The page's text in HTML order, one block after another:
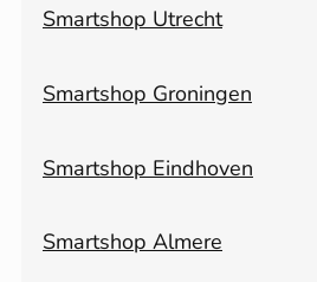
Smartshop Utrecht
Smartshop Groningen
Smartshop Eindhoven
Smartshop Almere